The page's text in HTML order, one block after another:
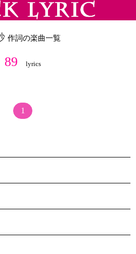
作詞の楽曲一覧
89 lyrics
1